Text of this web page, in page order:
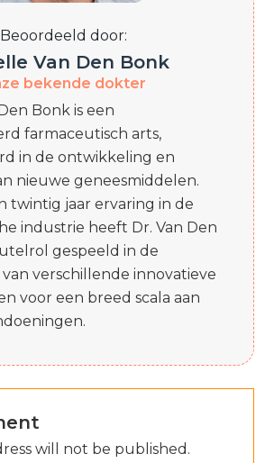
Beoordeeld door:
Van Den Bonk
bekende dokter
Bonk is een
farmaceutisch arts,
in de ontwikkeling en
nieuwe geneesmiddelen.
twintig jaar ervaring in de
industrie heeft Dr. Van Den
gespeeld in de
verschillende innovatieve
voor een breed scala aan
will not be published.